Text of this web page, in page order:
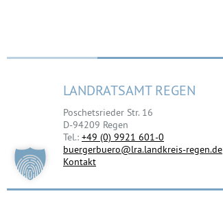
LANDRATSAMT REGEN
Poschetsrieder Str. 16
D-94209 Regen
Tel.: +49 (0) 9921 601-0
buergerbuero@lra.landkreis-regen.de
Kontakt